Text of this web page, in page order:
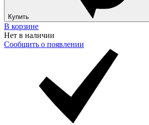
Купить
В корзине
Нет в наличии
Сообщить о появлении